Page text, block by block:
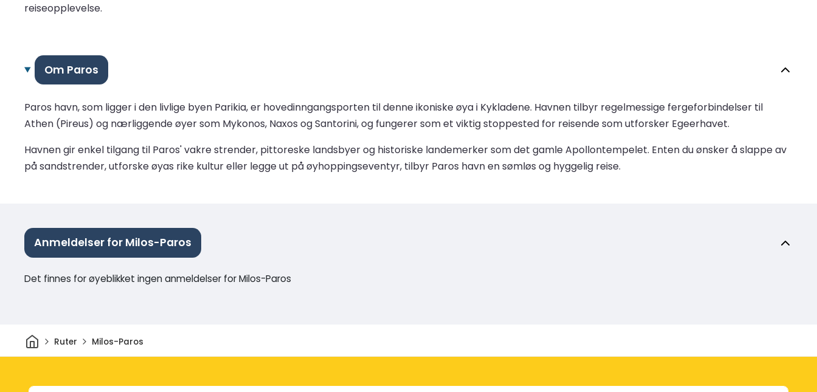
reiseopplevelse.
Om Paros
Paros havn, som ligger i den livlige byen Parikia, er hovedinngangsporten til denne ikoniske øya i Kykladene. Havnen tilbyr regelmessige fergeforbindelser til
Athen (Pireus) og nærliggende øyer som Mykonos, Naxos og Santorini, og fungerer som et viktig stoppested for reisende som utforsker Egeerhavet.
Havnen gir enkel tilgang til Paros' vakre strender, pittoreske landsbyer og historiske landemerker som det gamle Apollontempelet. Enten du ønsker å slappe av
på sandstrender, utforske øyas rike kultur eller legge ut på øyhoppingseventyr, tilbyr Paros havn en sømløs og hyggelig reise.
Anmeldelser for Milos-Paros
Det finnes for øyeblikket ingen anmeldelser for Milos-Paros
HjemRuter Milos-Paros